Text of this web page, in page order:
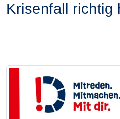
Krisenfall richtig